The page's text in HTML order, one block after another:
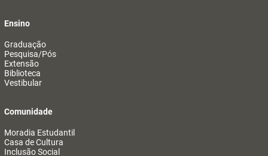
Ensino
Graduação
Pesquisa/Pós
Extensão
Biblioteca
Vestibular
Comunidade
Moradia Estudantil
Casa de Cultura
Inclusão Social